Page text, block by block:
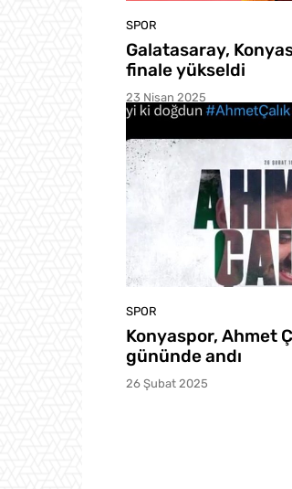
SPOR
Galatasaray,
finale yükseldi
23 Nisan 2025
SPOR
Konyaspor, Ahmet
gününde andı
26 Şubat 2025